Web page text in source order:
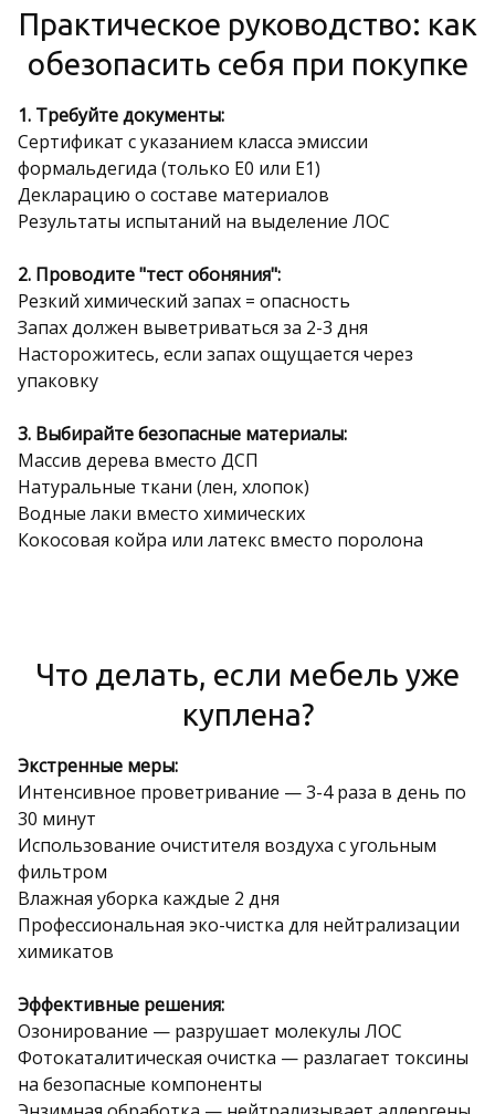
Практическое руководство: как
обезопасить себя при покупке
1. Требуйте документы:
Сертификат с указанием класса эмиссии
формальдегида (только E0 или E1)
Декларацию о составе материалов
Результаты испытаний на выделение ЛОС
2. Проводите "тест обоняния":
Резкий химический запах = опасность
Запах должен выветриваться за 2-3 дня
Насторожитесь, если запах ощущается через
упаковку
3. Выбирайте безопасные материалы:
Массив дерева вместо ДСП
Натуральные ткани (лен, хлопок)
Водные лаки вместо химических
Кокосовая койра или латекс вместо поролона
Что делать, если мебель уже
куплена?
Экстренные меры:
Интенсивное проветривание — 3-4 раза в день по
30 минут
Использование очистителя воздуха с угольным
фильтром
Влажная уборка каждые 2 дня
Профессиональная эко-чистка для нейтрализации
химикатов
Эффективные решения:
Озонирование — разрушает молекулы ЛОС
Фотокаталитическая очистка — разлагает токсины
на безопасные компоненты